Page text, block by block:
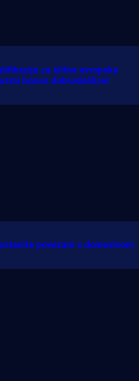
za elitna evropska
bonus dobrodošlice!
povezani s domovinom